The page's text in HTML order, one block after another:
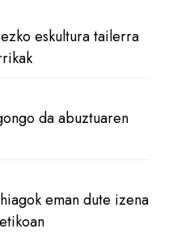
eskultura tailerra
da abuztuaren
eman dute izena